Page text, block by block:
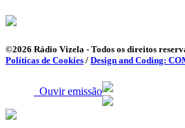
©2026 Rádio Vizela - Todos os direitos
Políticas de Cookies / Design and Coding:
Ouvir emissão